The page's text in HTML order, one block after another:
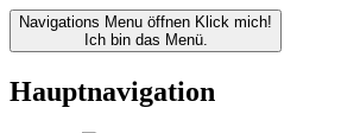
Navigations Menu öffnen Klick mich!
Ich bin das Menü.
Hauptnavigation